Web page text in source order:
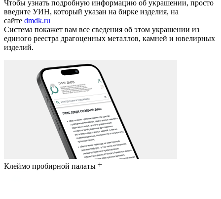
Чтобы узнать подробную информацию об украшении, просто
введите УИН, который указан на бирке изделия, на
сайте dmdk.ru
Система покажет вам все сведения об этом украшении из
единого реестра драгоценных металлов, камней и ювелирных
изделий.
Клеймо пробирной палаты